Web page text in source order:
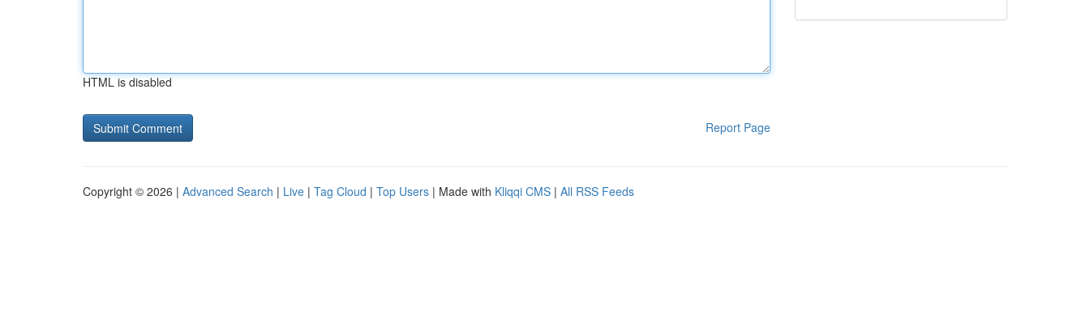
HTML is disabled
Report Page
Copyright © 2026 | Advanced Search | Live | Tag Cloud | Top Users | Made with Kliqqi CMS | All RSS Feeds